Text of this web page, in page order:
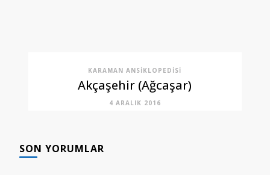
KARAMAN ANSIKLOPEDISI
Akçaşehir (Ağcaşar)
4 ARALIK 2016
SON YORUMLAR